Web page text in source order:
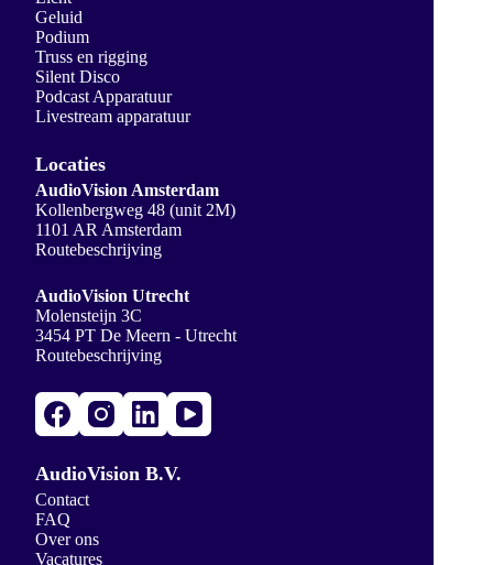
Geluid
Podium
Truss en rigging
Silent Disco
Podcast Apparatuur
Livestream apparatuur
Locaties
AudioVision Amsterdam
Kollenbergweg 48 (unit 2M)
1101 AR Amsterdam
Routebeschrijving
AudioVision Utrecht
Molensteijn 3C
3454 PT De Meern - Utrecht
Routebeschrijving
AudioVision B.V.
Contact
FAQ
Over ons
Vacatures